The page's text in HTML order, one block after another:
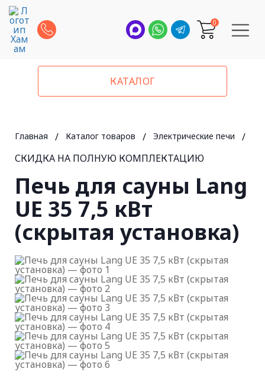
0
КАТАЛОГ
Главная / Каталог товаров / Электрические печи /
СКИДКА НА ПОЛНУЮ КОМПЛЕКТАЦИЮ
Печь для сауны Lang
UE 35 7,5 кВт
(скрытая установка)